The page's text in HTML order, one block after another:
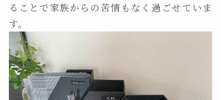
ることで家族からの苦情もなく過ごせていま
す。